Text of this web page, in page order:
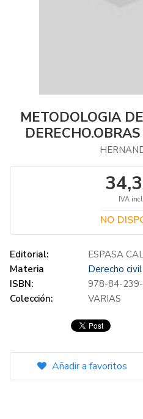
METODOLOGIA
IVA
NO
Editorial:
ESPASA
Materia
Derecho civil
ISBN:
978-84-
Colección:
VARIAS
Añadir a favoritos